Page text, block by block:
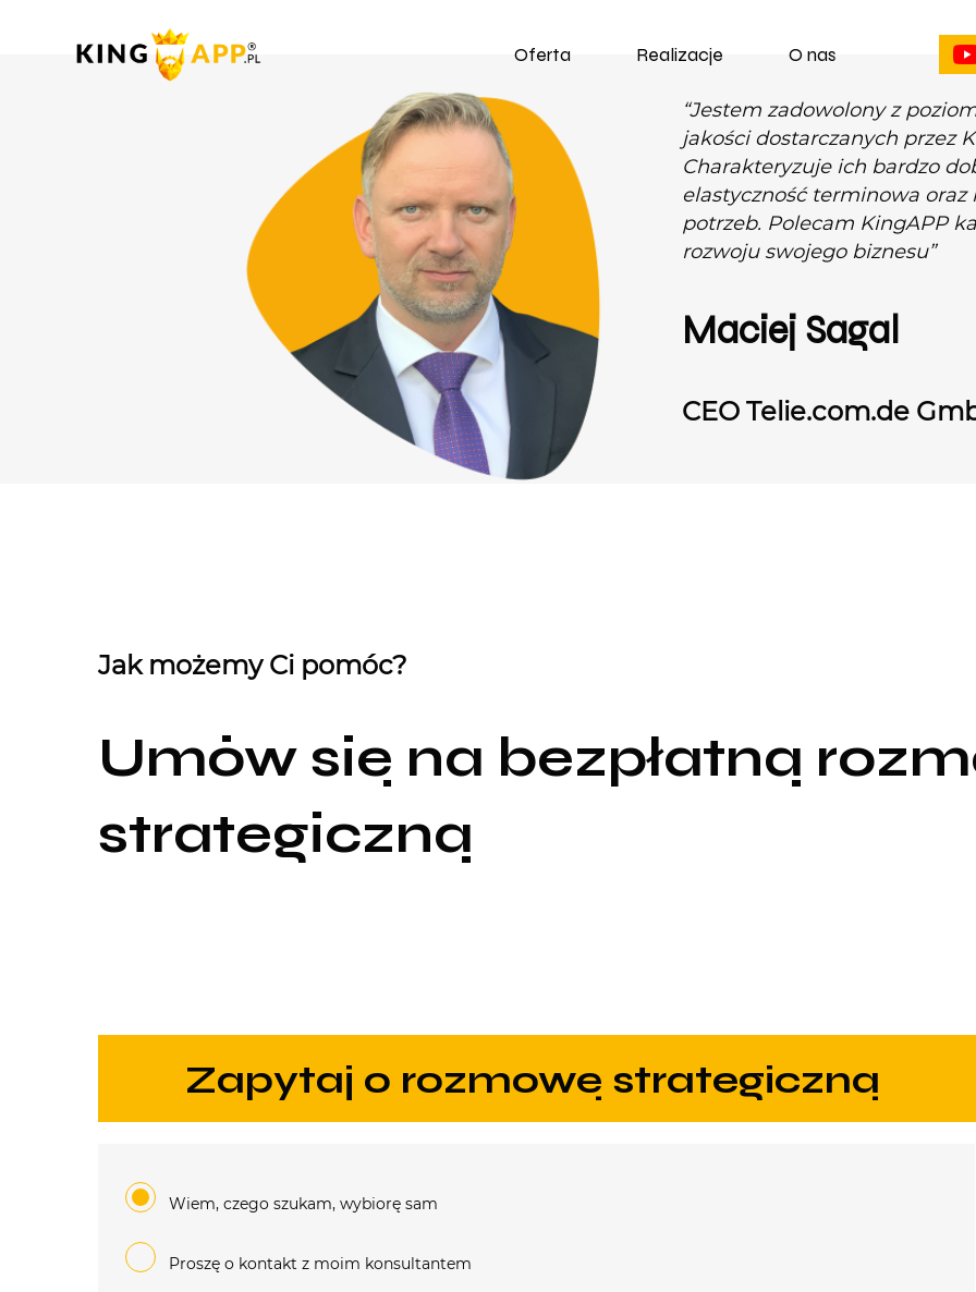
Oferta Realizacje O nas
“Jestem zadowolony z
jakości dostarczanych przez
Charakteryzuje ich bardzo
elastyczność terminowa oraz
potrzeb. Polecam KingAPP
rozwoju swojego biznesu”
Maciej Sagal
CEO Telie.com.de
Jak możemy Ci pomóc?
Umów się na bezpłatną
strategiczną
zapytaj o rozmowę strategiczną
Wiem, czego szukam, wybiorę sam
Proszę o kontakt z moim konsultantem